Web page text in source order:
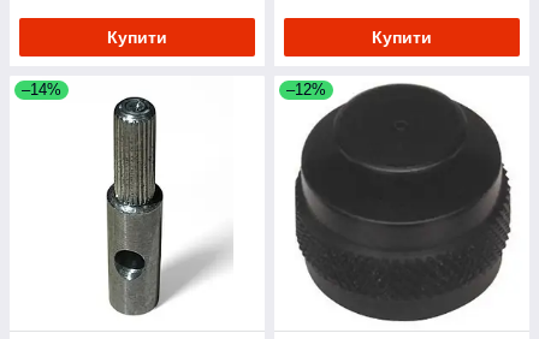
Купити Купити
–14% –12%